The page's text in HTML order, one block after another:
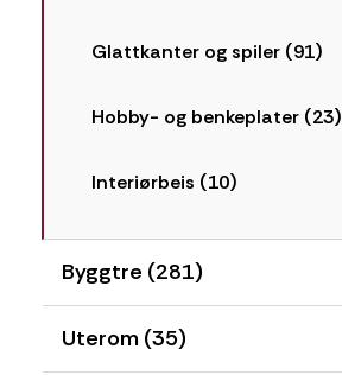
Glattkanter og spiler (91)
Hobby- og benkeplater (23)
Interiørbeis (10)
Byggtre (281)
Uterom (35)